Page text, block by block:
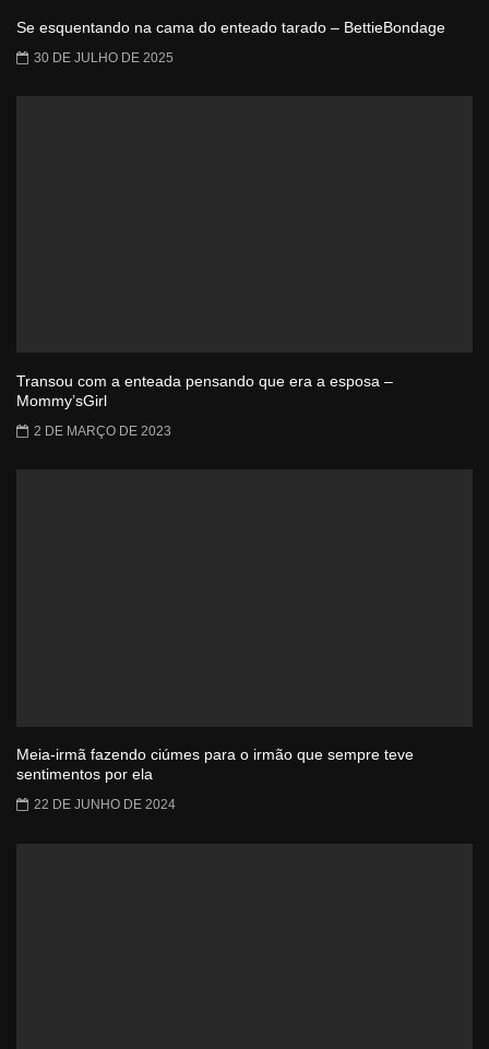
Se esquentando na cama do enteado tarado – BettieBondage
30 DE JULHO DE 2025
Transou com a enteada pensando que era a esposa –
Mommy’sGirl
2 DE MARÇO DE 2023
Meia-irmã fazendo ciúmes para o irmão que sempre teve
sentimentos por ela
22 DE JUNHO DE 2024